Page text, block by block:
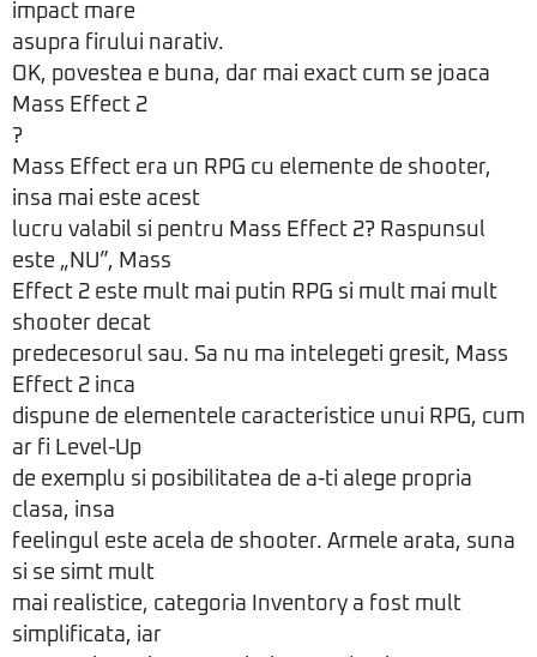
impact mare
asupra firului narativ.
OK, povestea e buna, dar mai exact cum se joaca
Mass Effect 2
?
Mass Effect era un RPG cu elemente de shooter,
insa mai este acest
lucru valabil si pentru Mass Effect 2? Raspunsul
este „NU”, Mass
Effect 2 este mult mai putin RPG si mult mai mult
shooter decat
predecesorul sau. Sa nu ma intelegeti gresit, Mass
Effect 2 inca
dispune de elementele caracteristice unui RPG, cum
ar fi Level-Up
de exemplu si posibilitatea de a-ti alege propria
clasa, insa
feelingul este acela de shooter. Armele arata, suna
si se simt mult
mai realistice, categoria Inventory a fost mult
simplificata, iar